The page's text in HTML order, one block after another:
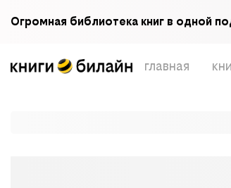
Огромная библиотека книг в одной
главная